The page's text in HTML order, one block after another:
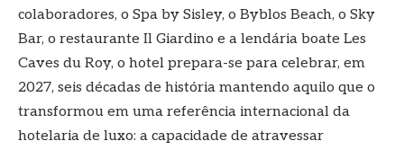
colaboradores, o Spa by Sisley, o Byblos Beach, o Sky
Bar, o restaurante Il Giardino e a lendária boate Les
Caves du Roy, o hotel prepara-se para celebrar, em
2027, seis décadas de história mantendo aquilo que o
transformou em uma referência internacional da
hotelaria de luxo: a capacidade de atravessar